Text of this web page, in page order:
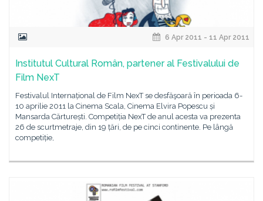
6 Apr 2011 - 11 Apr 2011
Institutul Cultural Român, partener al Festivalului de
Film NexT
Festivalul Internațional de Film NexT se desfăşoară în perioada 6-
10 aprilie 2011 la Cinema Scala, Cinema Elvira Popescu și
Mansarda Cărturești. Competiția NexT de anul acesta va prezenta
26 de scurtmetraje, din 19 țări, de pe cinci continente. Pe lângă
competiție,